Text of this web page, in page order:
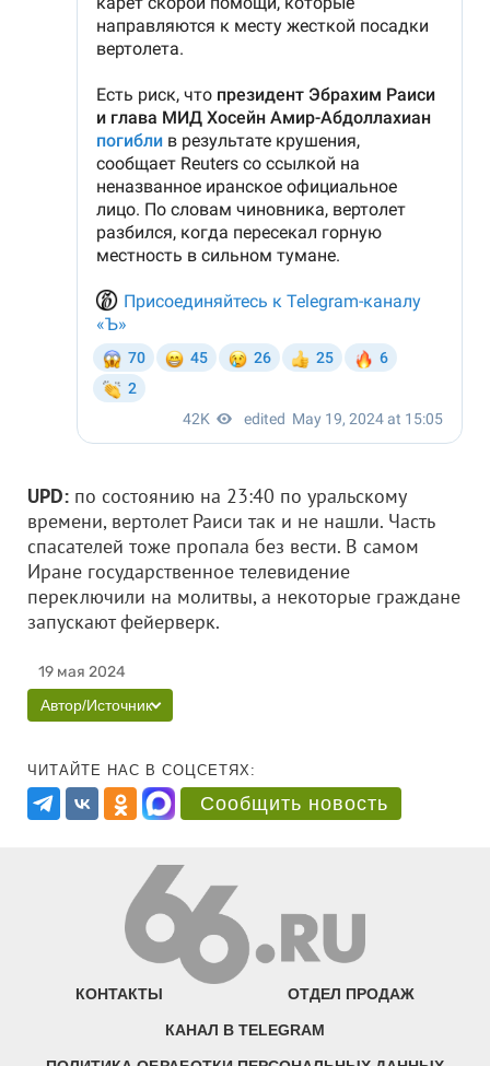
UPD: по состоянию на 23:40 по уральскому
времени, вертолет Раиси так и не нашли. Часть
спасателей тоже пропала без вести. В самом
Иране государственное телевидение
переключили на молитвы, а некоторые граждане
запускают фейерверк.
19 мая 2024
Автор/Источник
ЧИТАЙТЕ НАС В СОЦСЕТЯХ:
Сообщить новость
КОНТАКТЫ ОТДЕЛ ПРОДАЖ
КАНАЛ В TELEGRAM